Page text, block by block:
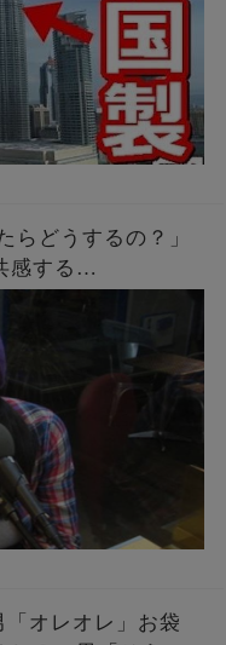
らどうするの？」
感する…
オレオレ」お袋